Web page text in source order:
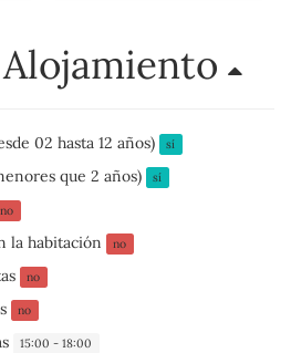
02 hasta 12 años) sí
que 2 años) sí
no
la habitación no
no
no
15:00 - 18:00